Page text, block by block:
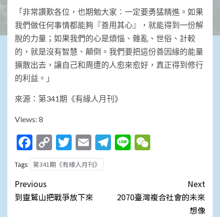
「非常讚歎各位，也期勉大家︰一定要勇猛精進。如果
我們做任何事情都能夠『善用其心』，就能得到一份解
脫的力量；如果我們的心是煩惱、雜亂、世俗、計較
的，就是沒有智慧、顛倒。我們要把這份善因緣的能量
擴散出去，讓自己和周遭的人愈來愈好，真正得到修行
的利益。」
來源：第341期《有緣人月刊》
Views: 8
Facebook
Copy
Link
Twitter
EmailTelegram
Line
Tags: 第341期《有緣人月刊》
Post
navigation
Previous
到靈鷲山把戰爭放下來
Next
2070臺灣複合社會的未來
想像